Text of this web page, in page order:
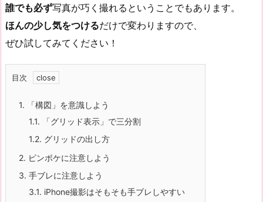
誰でも必ず写真が巧く撮れるということでもあります。
ほんの少し気をつけるだけで変わりますので、
ぜひ試してみてください！
目次
1. 「構図」を意識しよう
1.1. 「グリッド表示」で三分割
1.2. グリッドの出し方
2. ピンボケに注意しよう
3. 手ブレに注意しよう
3.1. iPhone撮影はそもそも手ブレしやすい